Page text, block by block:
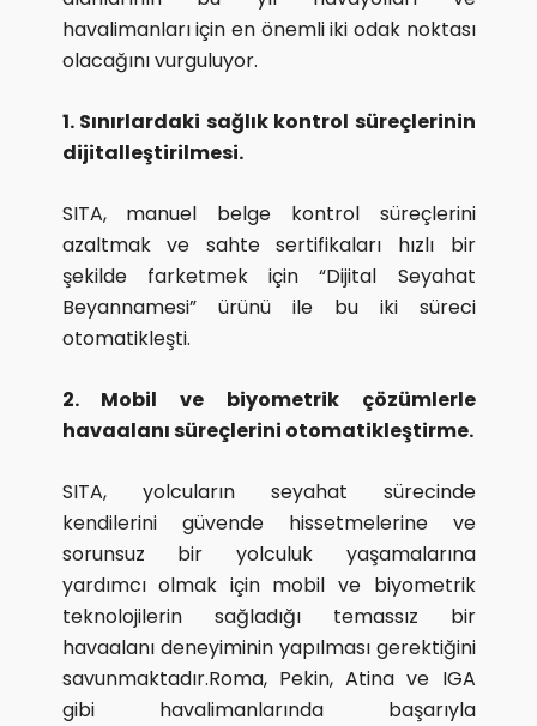
havalimanları için en önemli iki odak noktası
olacağını vurguluyor.
1. Sınırlardaki sağlık kontrol süreçlerinin
dijitalleştirilmesi.
SITA, manuel belge kontrol süreçlerini
azaltmak ve sahte sertifikaları hızlı bir
şekilde farketmek için “Dijital Seyahat
Beyannamesi” ürünü ile bu iki süreci
otomatikleşti.
2. Mobil ve biyometrik çözümlerle
havaalanı süreçlerini otomatikleştirme.
SITA, yolcuların seyahat sürecinde
kendilerini güvende hissetmelerine ve
sorunsuz bir yolculuk yaşamalarına
yardımcı olmak için mobil ve biyometrik
teknolojilerin sağladığı temassız bir
havaalanı deneyiminin yapılması gerektiğini
savunmaktadır.Roma, Pekin, Atina ve IGA
gibi havalimanlarında başarıyla